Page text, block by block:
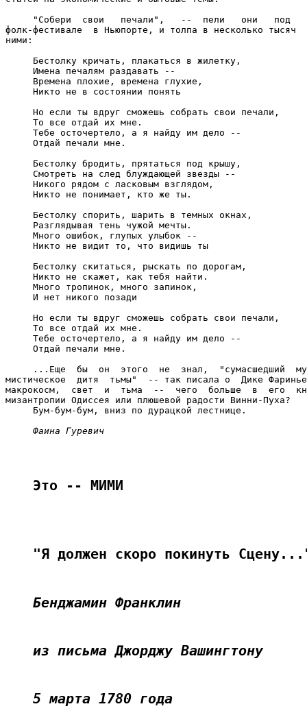
Фаина Гуревич
Это -- МИМИ
"Я должен скоро покинуть
Бенджамин Франклин
из письма Джорджу Вашингтону
5 марта 1780 года